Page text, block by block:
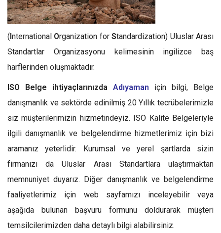
( nternational Organization forStandardization) Uluslar Arası
Standartlar Organizasyonu kelimesinin ingilizce baş
harflerinden oluşmaktadır.
ISO Belge ihtiyaçlarınızda Adıyaman için bilgi, Belge
danışmanlık ve sektörde edinilmiş 20 Yıllık tecrübelerimizle
siz müşterilerimizin hizmetindeyiz. ISO Kalite Belgeleriyle
ilgili danışmanlık ve belgelendirme hizmetlerimiz için bizi
aramanız yeterlidir. Kurumsal ve yerel şartlarda sizin
firmanızı da Uluslar Arası Standartlara ulaştırmaktan
memnuniyet duyarız. Diğer danışmanlık ve belgelendirme
faaliyetlerimiz için web sayfamızı inceleyebilir veya
aşağıda bulunan başvuru formunu doldurarak müşteri
temsilcilerimizden daha detaylı bilgi alabilirsiniz.